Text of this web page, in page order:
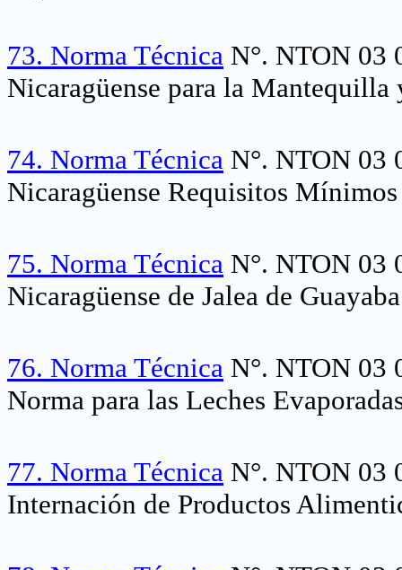
73. Norma Técnica N°. NTON 03
Nicaragüense para la
74. Norma Técnica N°. NTON 03
Nicaragüense Requisitos
75. Norma Técnica N°. NTON 03
Nicaragüense de Jalea de
76. Norma Técnica N°. NTON 03
Norma para las Leches
77. Norma Técnica N°. NTON 03
Internación de Productos